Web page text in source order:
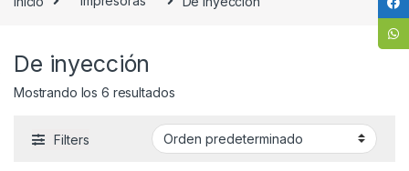
De inyección
Mostrando los 6 resultados
Filters